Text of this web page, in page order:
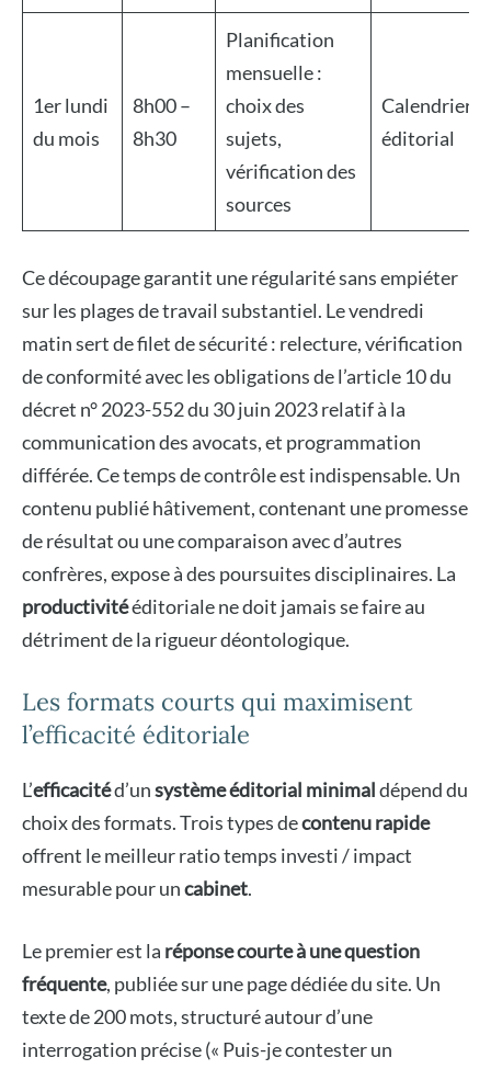
1er lundi
du mois
8h00 –
8h30
Planification
mensuelle :
choix des
sujets,
vérification des
sources
Calendrier
éditorial
Ce découpage garantit une régularité sans empiéter
sur les plages de travail substantiel. Le vendredi
matin sert de filet de sécurité : relecture, vérification
de conformité avec les obligations de l’article 10 du
décret n° 2023-552 du 30 juin 2023 relatif à la
communication des avocats, et programmation
différée. Ce temps de contrôle est indispensable. Un
contenu publié hâtivement, contenant une promesse
de résultat ou une comparaison avec d’autres
confrères, expose à des poursuites disciplinaires. La
productivitééditoriale ne doit jamais se faire au
détriment de la rigueur déontologique.
Les formats courts qui maximisent
l’efficacité éditoriale
L’efficacitéd’unsystème éditorial minimaldépend du
choix des formats. Trois types decontenu rapide
offrent le meilleur ratio temps investi / impact
mesurable pour uncabinet.
Le premier est la réponse courte à une question
fréquente, publiée sur une page dédiée du site. Un
texte de 200 mots, structuré autour d’une
interrogation précise (« Puis-je contester un